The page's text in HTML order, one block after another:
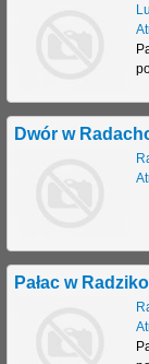
Dwór w
Pałac w